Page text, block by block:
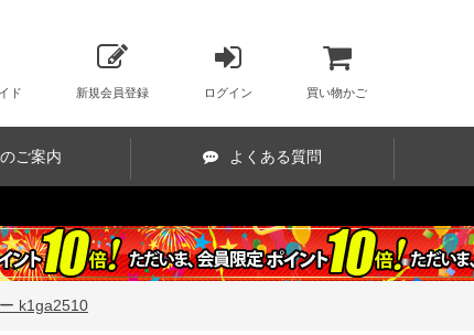
ド 新規会員登録 ログイン 買い物かご
ご案内 よくある質問
k1ga2510